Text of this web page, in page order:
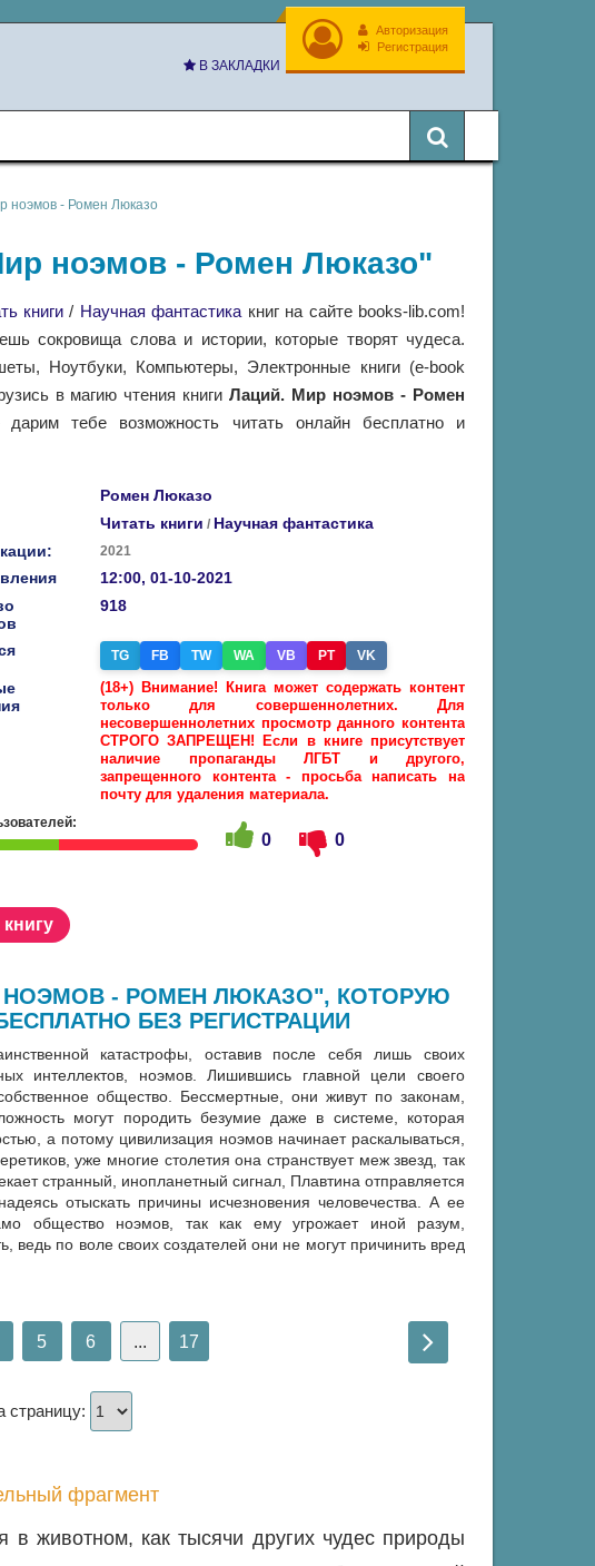
Авторизация
Регистрация
В ЗАКЛАДКИ
ноэмов - Ромен Люказо
ноэмов - Ромен Люказо"
книги/ Научная фантастика книг на сайте books-lib.com!
сокровища слова и истории, которые творят чудеса.
Ноутбуки, Компьютеры, Электронные книги (e-book
в магию чтения книгиЛаций. Мир ноэмов - Ромен
тебе возможность читать онлайн бесплатно и
Ромен Люказо
Читать книги / Научная фантастика
2021
12:00, 01-10-2021
918
TG FB TW WA VB PT VK
(18+) Внимание! Книга может содержать контент
только для совершеннолетних. Для
несовершеннолетних просмотр данного контента
СТРОГО ЗАПРЕЩЕН! Если в книге присутствует
наличие пропаганды ЛГБТ и другого,
запрещенного контента - просьба написать на
почту для удаления материала.
0 0
книгу
НОЭМОВ - РОМЕН ЛЮКАЗО", КОТОРУЮ
БЕЗ РЕГИСТРАЦИИ
катастрофы, оставив после себя лишь своих
интеллектов, ноэмов. Лишившись главной цели своего
общество. Бессмертные, они живут по законам,
могут породить безумие даже в системе, которая
а потому цивилизация ноэмов начинает раскалываться,
уже многие столетия она странствует меж звезд, так
странный, инопланетный сигнал, Плавтина отправляется
отыскать причины исчезновения человечества. А ее
общество ноэмов, так как ему угрожает иной разум,
ведь по воле своих создателей они не могут причинить вред
5 6 ... 17
страницу:
фрагмент
в животном, как тысячи других чудес природы